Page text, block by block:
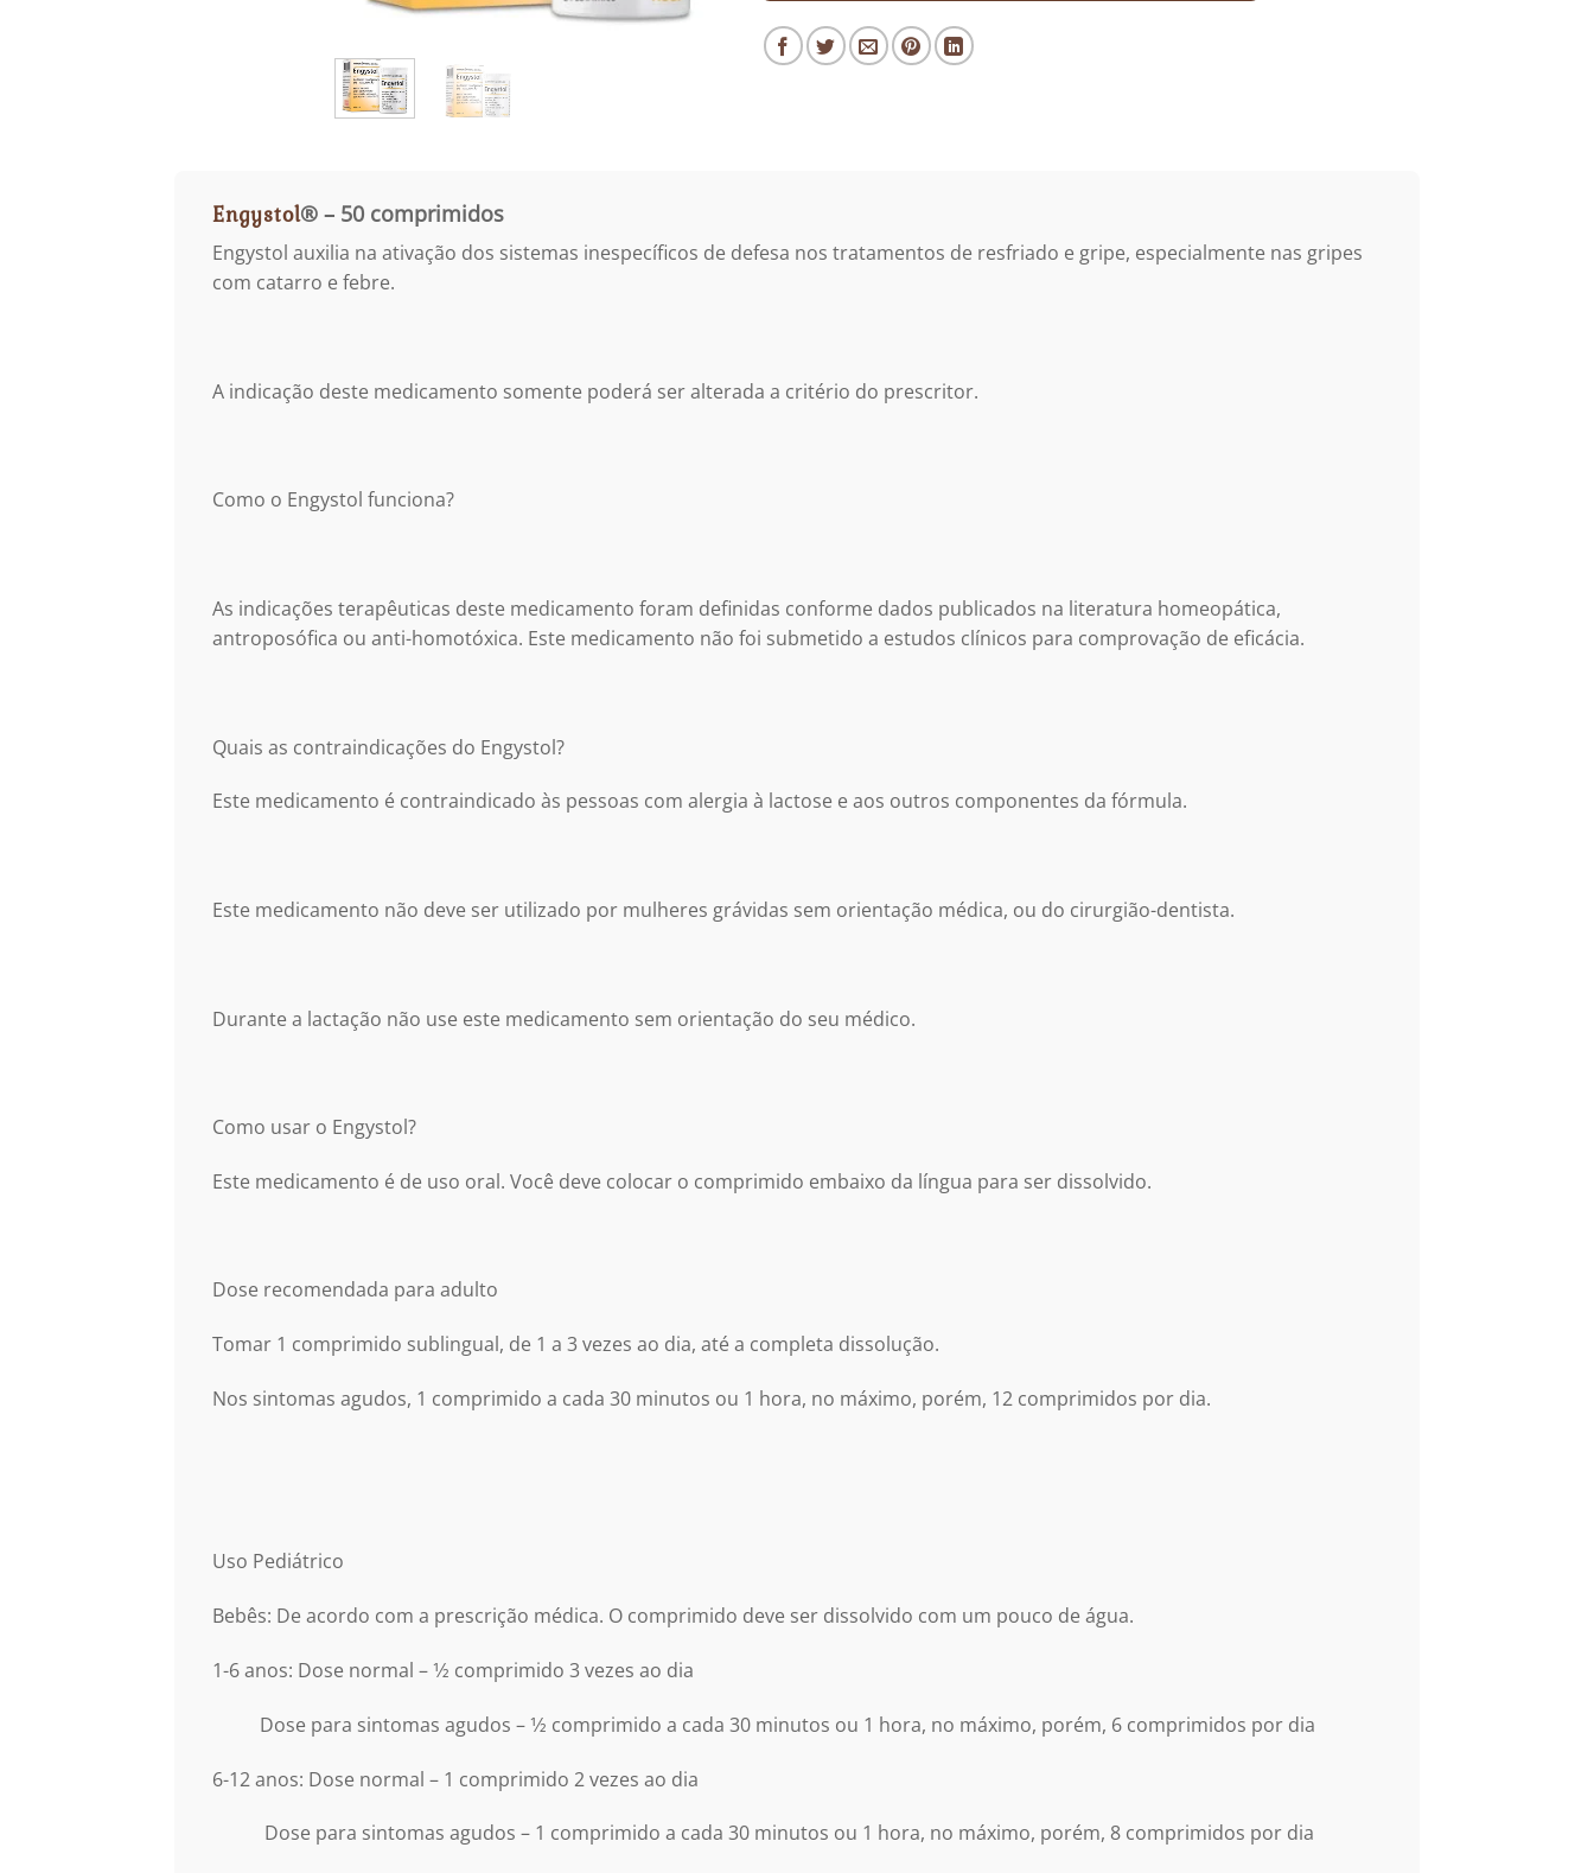
Engystol® – 50 comprimidos
Engystol auxilia na ativação dos sistemas inespecíficos de defesa nos tratamentos de resfriado e gripe, especialmente nas gripes
com catarro e febre.
A indicação deste medicamento somente poderá ser alterada a critério do prescritor.
Como o Engystol funciona?
As indicações terapêuticas deste medicamento foram definidas conforme dados publicados na literatura homeopática,
antroposófica ou anti-homotóxica. Este medicamento não foi submetido a estudos clínicos para comprovação de eficácia.
Quais as contraindicações do Engystol?
Este medicamento é contraindicado às pessoas com alergia à lactose e aos outros componentes da fórmula.
Este medicamento não deve ser utilizado por mulheres grávidas sem orientação médica, ou do cirurgião-dentista.
Durante a lactação não use este medicamento sem orientação do seu médico.
Como usar o Engystol?
Este medicamento é de uso oral. Você deve colocar o comprimido embaixo da língua para ser dissolvido.
Dose recomendada para adulto
Tomar 1 comprimido sublingual, de 1 a 3 vezes ao dia, até a completa dissolução.
Nos sintomas agudos, 1 comprimido a cada 30 minutos ou 1 hora, no máximo, porém, 12 comprimidos por dia.
Uso Pediátrico
Bebês: De acordo com a prescrição médica. O comprimido deve ser dissolvido com um pouco de água.
1-6 anos: Dose normal – 1⁄2 comprimido 3 vezes ao dia
Dose para sintomas agudos – 1⁄2 comprimido a cada 30 minutos ou 1 hora, no máximo, porém, 6 comprimidos por dia
6-12 anos: Dose normal – 1 comprimido 2 vezes ao dia
Dose para sintomas agudos – 1 comprimido a cada 30 minutos ou 1 hora, no máximo, porém, 8 comprimidos por dia